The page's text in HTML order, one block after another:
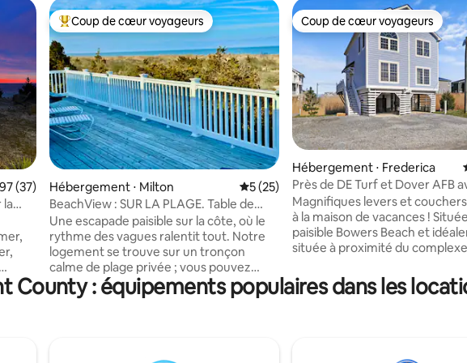
moyenne sur la base de 37 commentaires : 4,97 sur 5
(37)
la
en
des
Coups de cœur voyageurs les plus appréciés
Coup de cœur voyageurs
Hébergement ⋅ Milton Évaluation moyenne sur la base de 25
5 (25)
BeachView : SUR LA PLAGE. Table de
billard. Animaux acceptés.
Une escapade paisible sur la côte, où le
rythme des vagues ralentit tout. Notre
logement se trouve sur un tronçon
calme de plage privée ; vous pouvez
donc profiter du sable et de la vue sans la
foule. Si vous avez envie d’une escapade
des souvenirs qui vous accompagneront
Coup de cœur voyageurs
Coup de cœur voyageurs
Hébergement ⋅ Frederica
Près de DE Turf et Dover AFB
sur Bowers Bay !
Magnifiques levers et
à la maison de vacances !
paisible Bowers Beach et
située à proximité du
du circuit automobile. À
minutes à pied de Bowers
naturelle locale depuis l'avant.
County : équipements populaires dans les